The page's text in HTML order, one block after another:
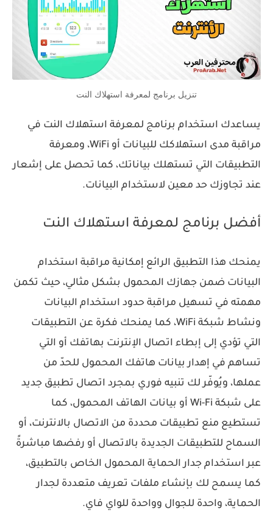
تنزيل برنامج لمعرفة استهلاك النت
يساعدك استخدام برنامج لمعرفة استهلاك النت في
مراقبة مدى استهلاكك للبيانات أو WiFi، ومعرفة
التطبيقات التي تستهلك بياناتك، كما تحصل على إشعار
عند تجاوزك حد معين لاستخدام البيانات.
أفضل برنامج لمعرفة استهلاك النت
يمنحك هذا التطبيق الرائع إمكانية مراقبة استخدام
البيانات ضمن جهازك المحمول بشكل مثالي، حيث تكمن
مهمته في تسهيل مراقبة حدود استخدام البيانات
ونشاط شبكة WiFi، كما يمنحك فكرة عن التطبيقات
التي تؤدي إلى إبطاء اتصال الإنترنت بهاتفك أو التي
تساهم في إهدار بيانات هاتفك المحمول للحدّ من
عملها، ويُوفّر لك تنبيه فوري بمجرد اتصال تطبيق جديد
على شبكة Wi-Fi أو بيانات الهاتف المحمول، كما
تستطيع منع تطبيقات محددة من الاتصال بالانترنت، أو
السماح للتطبيقات الجديدة بالاتصال أو رفضها مباشرةً
عبر استخدام جدار الحماية المحمول الخاص بالتطبيق،
كما يسمح لك بإنشاء ملفات تعريف متعددة لجدار
الحماية، واحدة للجوال وواحدة للواي فاي.